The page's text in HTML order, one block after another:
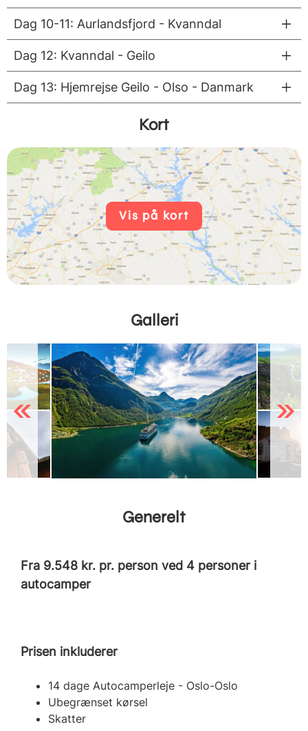
Dag 10-11: Aurlandsfjord - Kvanndal
Dag 12: Kvanndal - Geilo
Dag 13: Hjemrejse Geilo - Olso - Danmark
Kort
Vis på kort
Galleri
Previous Next
Generelt
Fra 9.548 kr. pr. person ved 4 personer i
autocamper
Prisen inkluderer
14 dage Autocamperleje - Oslo-Oslo
Ubegrænset kørsel
Skatter